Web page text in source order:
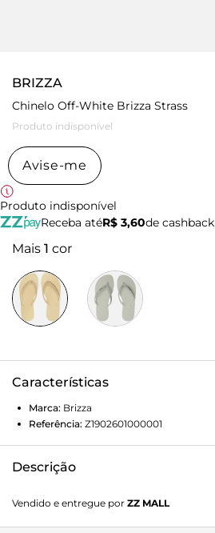
BRIZZA
Chinelo Off-White Brizza Strass
Produto indisponível
Avise-me
Produto indisponível
Receba atéR$ 3,60de cashback
Mais 1 cor
Características
Marca: Brizza
Referência: Z1902601000001
Descrição
Vendido e entregue por ZZ MALL